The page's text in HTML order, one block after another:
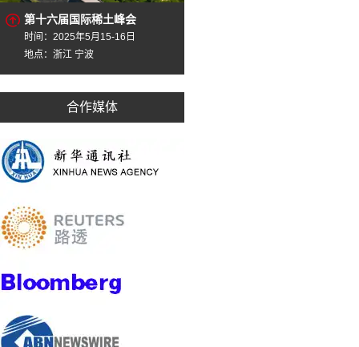
第十六届国际稀土峰会
时间：2025年5月15-16日
地点：浙江 宁波
合作媒体